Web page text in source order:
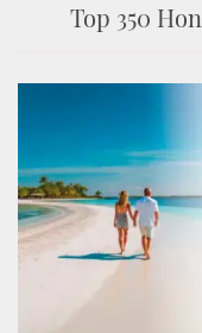
Top 350